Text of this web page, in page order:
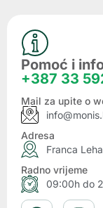
Pomoć i
+387 33
Mail za upite o
Adresa
Franca
Radno vrijeme
09:00h do